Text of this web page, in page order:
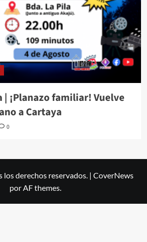
| ¡Planazo familiar! Vuelve
a Cartaya
0
derechos reservados. | CoverNews
por AF themes.